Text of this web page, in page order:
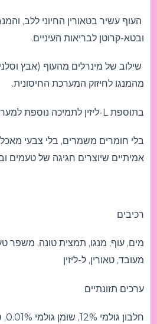
ובטא-קרוטן לבריאות העיניים.
מהמנגו לחיזוק המערכת החיסונית.
בתוספת L-ליזין לתמיכה נוספת למערכת החיסונית
בלי חומרים משמרים, בלי צבעי
אמיתיים שיוצרים חגיגה של טעמים
רכיבים
מים, עוף, מנגו, תמצית טונה, משפר
מעובד, טאורין, ל-ליזין
ערכים תזונתיים